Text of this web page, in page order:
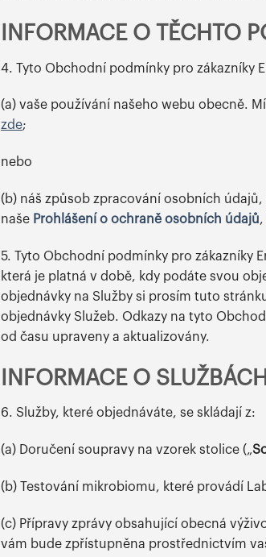
INFORMACE O TĚCHTO
4. Tyto Obchodní podmínky pro zákazníky
(a) vaše používání našeho webu obecně.
zde;
nebo
(b) náš způsob zpracování osobních
naše Prohlášení o ochraně osobních údajů,
5. Tyto Obchodní podmínky pro zákazníky
která je platná v době, kdy podáte svou
objednávky na Služby si prosím tuto
objednávky Služeb. Odkazy na tyto
od času upraveny a aktualizovány.
INFORMACE O SLUŽBÁCH
6. Služby, které objednáváte, se skládají z:
(a) Doručení soupravy na vzorek stolice („
(b) Testování mikrobiomu, které provádí
(c) Přípravy zprávy obsahující obecná
vám bude zpřístupněna prostřednictvím